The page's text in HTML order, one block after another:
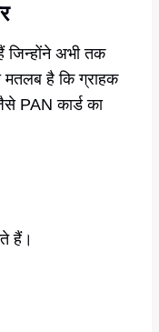
अभी तक
मतलब है कि ग्राहक
PAN कार्ड का
हैं।